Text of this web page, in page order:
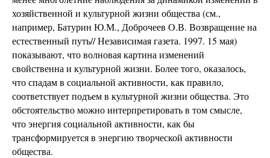
хозяйственной и культурной жизни общества (см.,
например, Батурин Ю.М., Доброчеев О.В. Возвращение на
естественный путь// Независимая газета. 1997. 15 мая)
показывают, что волновая картина изменений
свойственна и культурной жизни. Более того, оказалось,
что спадам в социальной активности, как правило,
соответствует подъем в культурной жизни общества. Это
обстоятельство можно интерпретировать в том смысле,
что энергия социальной активности, как бы
трансформируется в энергию творческой активности
общества.